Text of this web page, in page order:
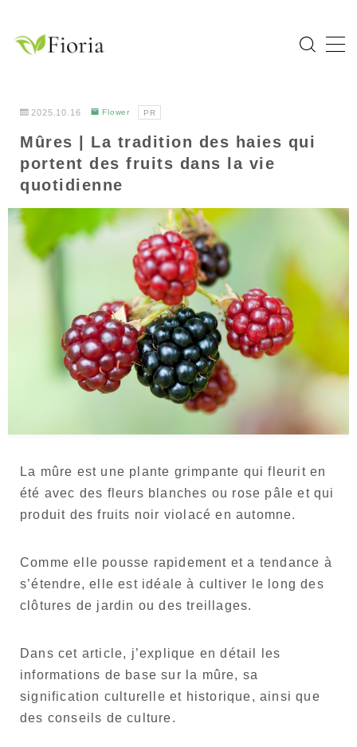
MENU
Home
Catégories
Flower
Garden Tree
Bulb Plant
Tropical Plant
À propos de Fioria
Langue
2025.10.16 Flower PR
Mûres | La tradition des haies qui
portent des fruits dans la vie
quotidienne
La mûre est une plante grimpante qui fleurit en
été avec des fleurs blanches ou rose pâle et qui
produit des fruits noir violacé en automne.
Comme elle pousse rapidement et a tendance à
s’étendre, elle est idéale à cultiver le long des
clôtures de jardin ou des treillages.
Dans cet article, j’explique en détail les
informations de base sur la mûre, sa
signification culturelle et historique, ainsi que
des conseils de culture.